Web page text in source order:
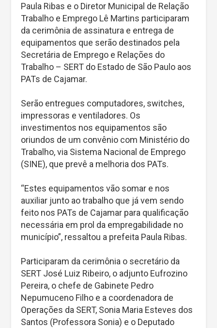
Paula Ribas e o Diretor Municipal de Relação
Trabalho e Emprego Lê Martins participaram
da cerimônia de assinatura e entrega de
equipamentos que serão destinados pela
Secretária de Emprego e Relações do
Trabalho – SERT do Estado de São Paulo aos
PATs de Cajamar.
Serão entregues computadores, switches,
impressoras e ventiladores. Os
investimentos nos equipamentos são
oriundos de um convênio com Ministério do
Trabalho, via Sistema Nacional de Emprego
(SINE), que prevê a melhoria dos PATs.
“Estes equipamentos vão somar e nos
auxiliar junto ao trabalho que já vem sendo
feito nos PATs de Cajamar para qualificação
necessária em prol da empregabilidade no
município”, ressaltou a prefeita Paula Ribas.
Participaram da cerimônia o secretário da
SERT José Luiz Ribeiro, o adjunto Eufrozino
Pereira, o chefe de Gabinete Pedro
Nepumuceno Filho e a coordenadora de
Operações da SERT, Sonia Maria Esteves dos
Santos (Professora Sonia) e o Deputado